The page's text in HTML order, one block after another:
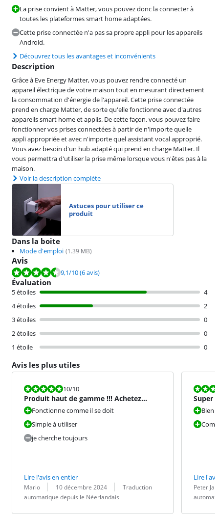
La prise convient à Matter, vous pouvez donc la connecter à
toutes les plateformes smart home adaptées.
Cette prise connectée n'a pas sa propre appli pour les appareils
Android.
Découvrez tous les avantages et inconvénients
Description
Grâce à Eve Energy Matter, vous pouvez rendre connecté un
appareil électrique de votre maison tout en mesurant directement
la consommation d'énergie de l'appareil. Cette prise connectée
prend en charge Matter, de sorte qu'elle fonctionne avec d'autres
appareils smart home et applis. De cette façon, vous pouvez faire
fonctionner vos prises connectées à partir de n'importe quelle
appli appropriée et avec n'importe quel assistant vocal approprié.
Vous avez besoin d'un hub adapté qui prend en charge Matter. Il
vous permettra d'utiliser la prise même lorsque vous n'êtes pas à la
maison.
Voir la description complète
Astuces pour utiliser ce
produit
Dans la boite
Mode d'emploi (1.39 MB)
Avis
La note est de 9,1 sur 10, basée sur 6 avis.
9,1/10(6 avis)
Évaluation
5 étoiles
4
4 étoiles
2
3 étoiles
0
2 étoiles
0
1 étoile
0
Avis les plus utiles
La note est 10 sur 10.
10/10
Produit haut de gamme !!! Achetez
simplement !!!
Fonctionne comme il se doit
Simple à utiliser
je cherche toujours
Lire l'avis en entier
Évaluation par :
Mario
Date : 10 décembre 2024
Traduction :
Traduction
automatique depuis le Néerlandais
La note est
Super
Bien
Lire
Évaluation
Peter
Date :
Traduction :